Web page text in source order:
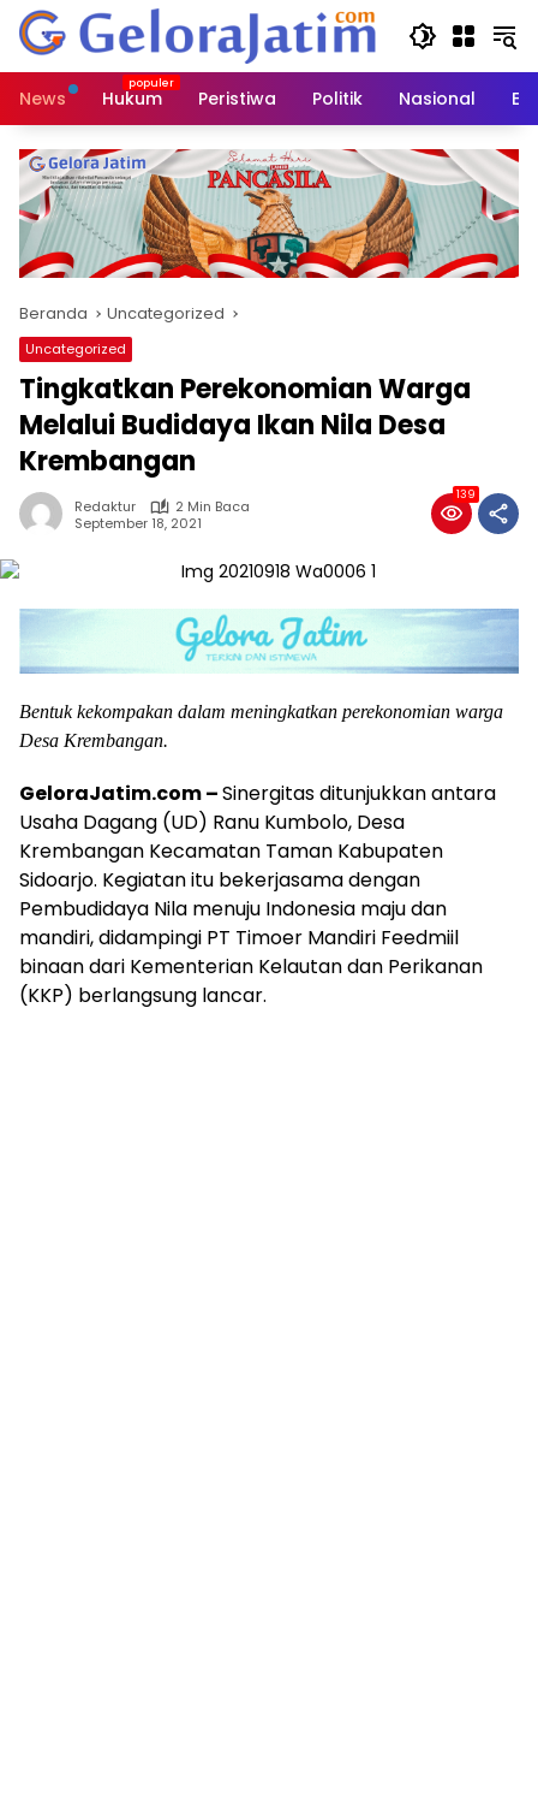
Langsung
konten
News
Hukum Peristiwa Politik Nasional
Beranda Uncategorized
Uncategorized
Tingkatkan Perekonomian Warga
Melalui Budidaya Ikan Nila Desa
Krembangan
Redaktur
2 Min Baca
September 18, 2021
139
Bentuk kekompakan dalam meningkatkan perekonomian warga
Desa Krembangan.
GeloraJatim.com –Sinergitas ditunjukkan antara
Usaha Dagang (UD) Ranu Kumbolo, Desa
Krembangan Kecamatan Taman Kabupaten
Sidoarjo. Kegiatan itu bekerjasama dengan
Pembudidaya Nila menuju Indonesia maju dan
mandiri, didampingi PT Timoer Mandiri Feedmiil
binaan dari Kementerian Kelautan dan Perikanan
(KKP) berlangsung lancar.